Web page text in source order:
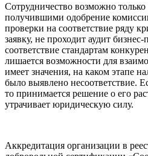
Сотрудничество возможно
получившими одобрение
проверки на соответствие ряду
заявку, не проходит аудит
соответствие стандартам
лишается возможности для
имеет значения, на каком этапе
было выявлено несоответствие.
то принимается решение о его
утрачивает юридическую силу.
Аккредитация организации в